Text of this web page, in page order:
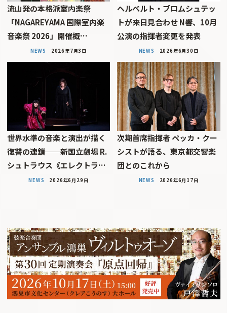
流山発の本格派室内楽祭
「NAGAREYAMA 国際室内楽
音楽祭 2026」開催概…
NEWS 2026年7月3日
ヘルベルト・ブロムシュテッ
トが来日見合わせ N響、10月
公演の指揮者変更を発表
NEWS 2026年6月30日
世界水準の音楽と演出が描く
復讐の連鎖──新国立劇場 R.
シュトラウス《エレクトラ…
NEWS 2026年6月29日
次期首席指揮者 ペッカ・クー
シストが語る、東京都交響楽
団とのこれから
NEWS 2026年6月17日